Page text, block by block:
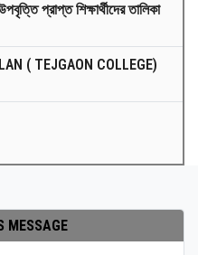
প্রাপ্ত শিক্ষার্থীদের তালিকা
( TEJGAON COLLEGE)
MESSAGE